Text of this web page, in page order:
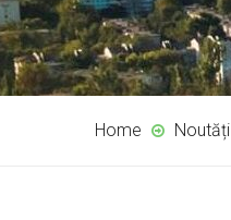
Home Noutăți